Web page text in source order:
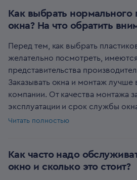
использования петель и замков
циклов. Это значит, что если
менее 18 лет. При этом вышедшую
оконную фурнитуру можно
необходимости. Ремонт не
функциональности окна.
Срок службы окон ПВХ
монтажных ошибок. Плохо
могут начать запотевать,
окон ПВХ поможет грамотный
профилактическое обслуживание.
Как выбрать нормального
окна? На что обратить
Перед тем, как выбрать
желательно посмотреть,
представительства
Заказывать окна и монтаж лучше
компании. От качества монтажа
эксплуатации и срок службы
Оценить рейтинг производителя
функциональных и
энергоэффективные,
Читать полностью
Как часто надо
окно и сколько это стоит?